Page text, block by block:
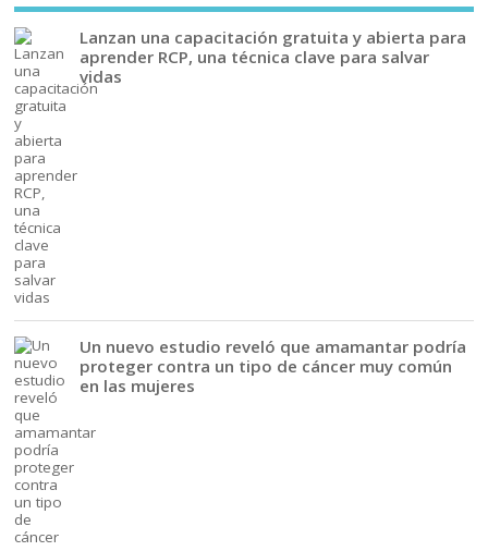
Lanzan una capacitación gratuita y abierta para
aprender RCP, una técnica clave para salvar
vidas
Un nuevo estudio reveló que amamantar podría
proteger contra un tipo de cáncer muy común
en las mujeres